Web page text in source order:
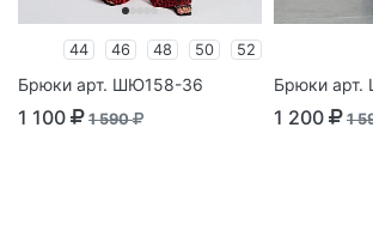
44 46 48 50 52
Брюки арт. ШЮ158-36
1 100 1 590
Брюки
1 200 1